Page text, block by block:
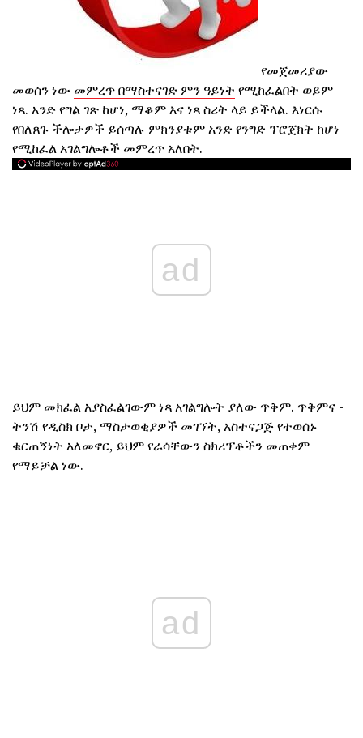
የመጀመሪያው
መወሰን ነው መምረጥ በማስተናገድ ምን ዓይነት የሚከፈልበት ወይም
ነጻ. አንድ የግል ገጽ ከሆነ, ማቆም እና ነጻ ስሪት ላይ ይችላል. እነርሱ
የበለጸጉ ችሎታዎች ይሰጣሉ ምክንያቱም አንድ የንግድ ፕሮጀክት ከሆነ
የሚከፈል አገልግሎቶች መምረጥ አለበት.
ad
ይህም መክፈል አያስፈልገውም ነጻ አገልግሎት ያለው ጥቅም. ጥቅምና -
ትንሽ የዲስክ ቦታ, ማስታወቂያዎች መገኘት, አስተናጋጅ የተወሰኑ
ቁርጠኝነት አለመኖር, ይህም የራሳቸውን ስክሪፕቶችን መጠቀም
የማይቻል ነው.
ad